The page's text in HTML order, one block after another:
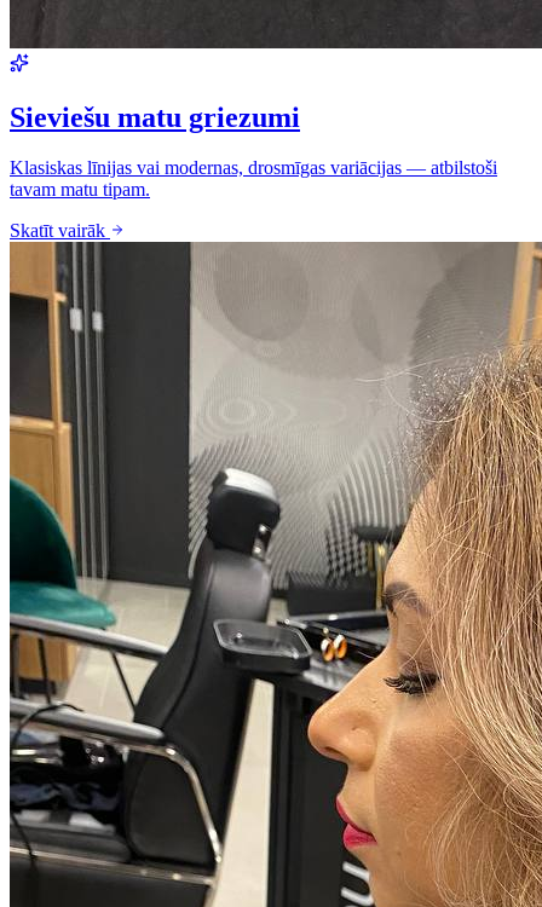
Sieviešu matu griezumi
Klasiskas līnijas vai modernas, drosmīgas variācijas — atbilstoši
tavam matu tipam.
Skatīt vairāk